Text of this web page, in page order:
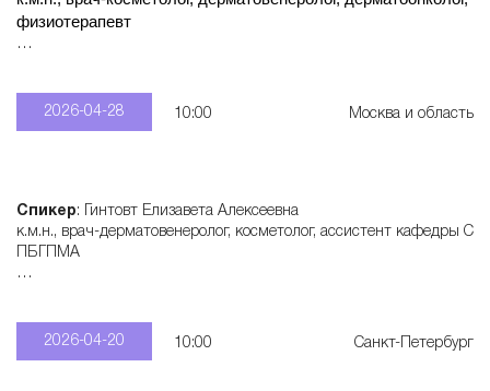
физиотерапевт
2026-04-28 10:00 Москва и область
Спикер: Гинтовт Елизавета Алексеевна
к.м.н., врач-дерматовенеролог, косметолог, ассистент кафедры С
ПБГПМА
2026-04-20 10:00 Санкт-Петербург